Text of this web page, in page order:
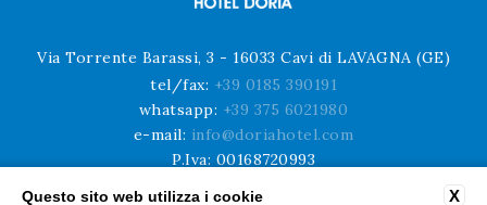
Via Torrente Barassi, 3 - 16033 Cavi di LAVAGNA (GE)
tel/fax: +39 0185 390191
whatsapp: +39 375 6021980
e-mail: info@doriahotel.com
P.Iva: 00168720993
X
Questo sito web utilizza i cookie